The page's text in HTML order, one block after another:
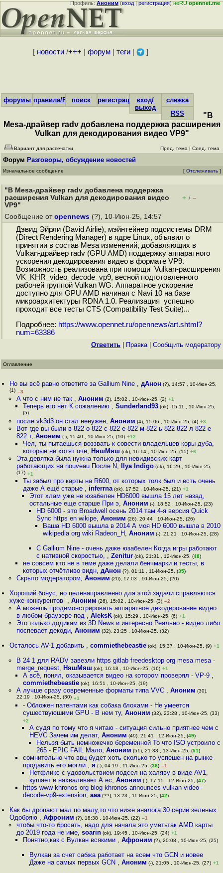
Профиль:Аноним(вход|регистрация)неRUopennet.me
[ новости/+++ форум| теги| ]
форумы правила/FAQпоиск регистрациявход/
выход
слежка
RSS
"В
Mesa-драйвер radv добавлена поддержка расширения
Vulkan для декодирования видео VP9"
Вариант для распечатки Пред. тема | След. тема
Форум Разговоры, обсуждение новостей
Изначальное сообщение [ Отслеживать ]
"В Mesa-драйвер radv добавлена поддержка
расширения Vulkan для декодирования видео
VP9"
+ / –
Сообщение от opennews (?), 10-Июн-25, 14:57
Дэвид Эйрли (David Airlie), мэйнтейнер подсистемы DRM
(Direct Rendering Manager) в ядре Linux, объявил о
принятии в состав Mesa изменений, добавляющих в
Vulkan-драйвер radv (GPU AMD) поддержку аппаратного
ускорения декодирования видео в формате VP9.
Возможность реализована при помощи Vulkan-расширения
VK_KHR_video_decode_vp9, весной подготовленного
рабочей группой Vulkan WG. Аппаратное ускорение
доступно для GPU AMD начиная с Navi 10 на базе
микроархитектуры RDNA 1.0. Реализация успешно
проходит все тесты CTS (Compatibility Test Suite)...
Подробнее: https://www.opennet.ru/opennews/art.shtml?
num=63386
Ответить Правка| Cообщить модератору
Оглавление
Но вы всё равно ответите за Gallium Nine ,дАнон (?), 14:57 , 10-Июн-25,
(1) –3
А что с ним не так , Аноним (2), 15:02 , 10-Июн-25, (2) +1
Теперь его нет К сожалению , Sunderland93(ok), 15:11 , 10-Июн-25,
(5)
после vk3d3 он стал ненужен, Аноним (4), 15:06 , 10-Июн-25, (4) +3
Вот где вы были в 822 о 822 с 822 е 822 м 822 ь 822 822 л 822 е
822 т, Аноним (-), 15:40 , 10-Июн-25, (10) +12
Чел, ты пытаешься воззвать к совести владельцев коры дуба,
которые не хотят оче, НяшМяш (ok), 16:14 , 10-Июн-25, (15) +6
Эта девятка была нужна только для невидивских карт
работающих на nouveau После N, Ilya Indigo(ok), 16:29 , 10-Июн-25,
(17) +1
Ты забыл про карты на R600, от которых толк был и есть очень
даже А ещё старые , inferrna(ok), 17:52 , 10-Июн-25, (21) +1
Этот хлам уже не юзабелен HD6000 вышла 15 лет назад,
остальные еще старше При э,Аноним (-), 18:52 , 10-Июн-25, (23)
HD 6000 - это Broadwell осень 2014 там 4-я версия Quick
Sync https en wikipe, Аноним (26), 20:44 , 10-Июн-25, (26)
Ваша HD 6000 вышла в 2014 А моя HD 6000 вышла в 2010
wikipedia org wiki Radeon_H, Аноним (-), 21:21 , 10-Июн-25, (28)
С Gallium Nine - очень даже юзабелен Когда игры работают
с нативной скоростью, , Zenitur(ok), 21:31 , 12-Июн-25, (48)
не совсем кто не в теме даже делали бенчмарки и тесты, в
которых отчётливо видн, дАнон (?), 01:11 , 11-Июн-25, (35)
Скрыто модератором, Аноним (20), 17:03 , 10-Июн-25, (20)
Хороший бонус, но целенаправленно для этой задачи справляются
хуже конкурентов -,Аноним (26), 15:02 , 10-Июн-25, (3) –2
А можешь продемонстрировать аппаратное декодирование видео
в любом браузере под , AleksK(ok), 15:29 , 10-Июн-25, (6) +1
Это только додикам из 3D News и интересно Реально - видео либо
поспевает декоди, Аноним (32), 23:25 , 10-Июн-25, (32)
Осталось AV-1 добавить ,commiethebeastie (ok), 15:37 , 10-Июн-25, (9) +1
В 24 1 для RADV завезли https gitlab freedesktop org mesa mesa -
merge_request, НяшМяш (ok), 16:18 , 10-Июн-25, (16) +1
А всё, понял, оказывается видео на котором проверял - VP-9 ,
commiethebeastie(ok), 16:51 , 10-Июн-25, (19)
А лучше сразу современные форматы типа VVC , Аноним (30),
22:19 , 10-Июн-25, (30) +1
- Обложен патентами как собака блохами - Не умеется
сушествуюшими GPU - В нем ту, Аноним (32), 23:28 , 10-Июн-25, (33)
+2
А судя по тому что я читаю - ситуация сильно приятнее чем с
HEVC Зачем им делат,Аноним (49), 21:41 , 12-Июн-25, (49)
Нельзя быть немножечко беременной То что ISO устроило с
265 - EPIC FAIL Мало, Аноним (51), 21:38 , 13-Июн-25, (51)
сомнительно что ввц будет хоть сколько то успешен на рынке
продавить его могли , я (-), 04:19 , 11-Июн-25, (36) –1
Нетфликс с удовольствием подсел на халяву в виде AV1,
кушает и нахваливает А ес,Аноним (-), 17:15 , 12-Июн-25, (47)
https www khronos org blog khronos-announces-vulkan-video-
decode-vp9-extension, aaa(??), 13:23 , 11-Июн-25, (42)
Как бы дропают мал по малу,то что ниже аналога 30 серии зеленых
Одобряю ,Афроним (?), 18:38 , 10-Июн-25, (22) –1
чтобы что-то бросать, надо для начала это уметьтак AMD карты
до 2019 года не име, soarin(ok), 19:45 , 10-Июн-25, (24) +1
Понятно,как с Вулкан всякими , Афроним (?), 20:08 , 10-Июн-25, (25)
Вулкан за счет сабжа работает на всем что GCN и новее
Даже на самых первых GCN ,Аноним (-), 21:05 , 10-Июн-25, (27) +1